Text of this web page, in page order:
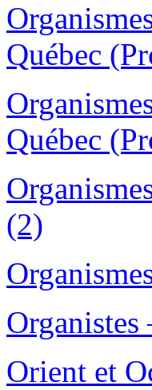
Québec
Québec
(2)
Orient et